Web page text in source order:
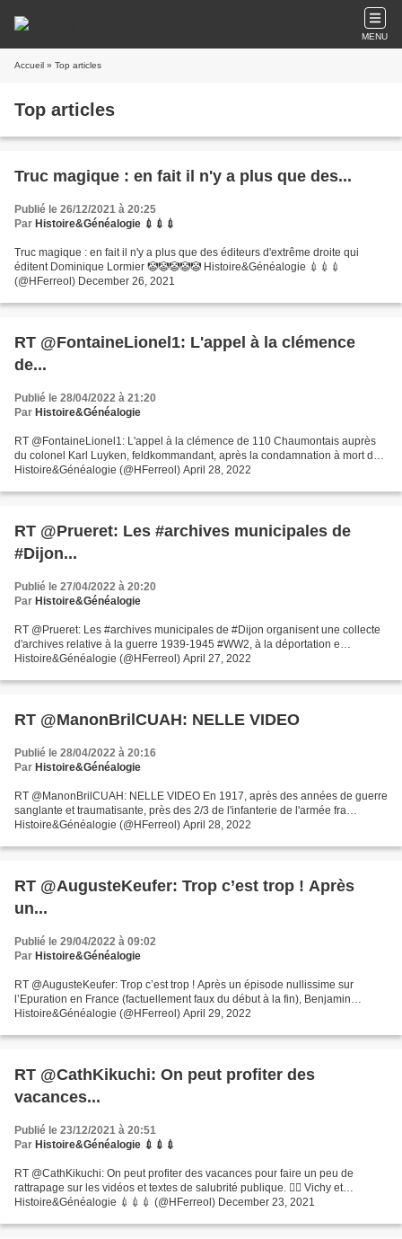
MENU
Accueil » Top articles
Top articles
Truc magique : en fait il n'y a plus que des...
Publié le 26/12/2021 à 20:25
Par Histoire&Généalogie 💉💉💉
Truc magique : en fait il n'y a plus que des éditeurs d'extrême droite qui
éditent Dominique Lormier 🤡🤡🤡🤡🤡 Histoire&Généalogie 💉💉💉
(@HFerreol) December 26, 2021
RT @FontaineLionel1: L'appel à la clémence
de...
Publié le 28/04/2022 à 21:20
Par Histoire&Généalogie
RT @FontaineLionel1: L'appel à la clémence de 110 Chaumontais auprès
du colonel Karl Luyken, feldkommandant, après la condamnation à mort d…
Histoire&Généalogie (@HFerreol) April 28, 2022
RT @Prueret: Les #archives municipales de
#Dijon...
Publié le 27/04/2022 à 20:20
Par Histoire&Généalogie
RT @Prueret: Les #archives municipales de #Dijon organisent une collecte
d'archives relative à la guerre 1939-1945 #WW2, à la déportation e…
Histoire&Généalogie (@HFerreol) April 27, 2022
RT @ManonBrilCUAH: NELLE VIDEO
Publié le 28/04/2022 à 20:16
Par Histoire&Généalogie
RT @ManonBrilCUAH: NELLE VIDEO En 1917, après des années de guerre
sanglante et traumatisante, près des 2/3 de l'infanterie de l'armée fra…
Histoire&Généalogie (@HFerreol) April 28, 2022
RT @AugusteKeufer: Trop c’est trop ! Après
un...
Publié le 29/04/2022 à 09:02
Par Histoire&Généalogie
RT @AugusteKeufer: Trop c’est trop ! Après un épisode nullissime sur
l’Epuration en France (factuellement faux du début à la fin), Benjamin…
Histoire&Généalogie (@HFerreol) April 29, 2022
RT @CathKikuchi: On peut profiter des
vacances...
Publié le 23/12/2021 à 20:51
Par Histoire&Généalogie 💉💉💉
RT @CathKikuchi: On peut profiter des vacances pour faire un peu de
rattrapage sur les vidéos et textes de salubrité publique. 👇🏽 Vichy et…
Histoire&Généalogie 💉💉💉 (@HFerreol) December 23, 2021